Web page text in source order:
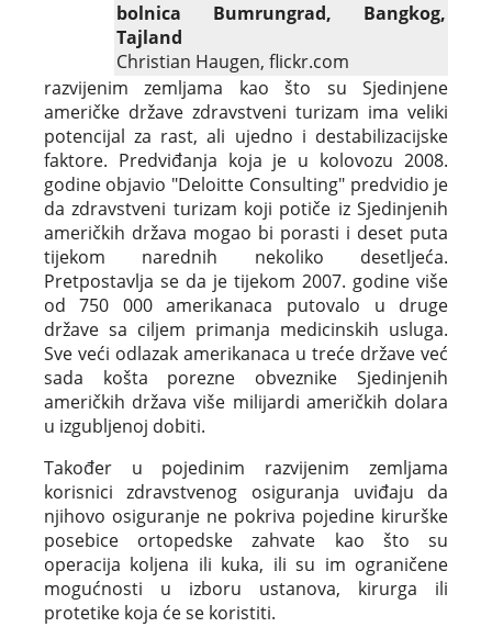
bolnica Bumrungrad, Bangkog,
Tajland
Christian Haugen, flickr.com
razvijenim zemljama kao što su Sjedinjene
američke države zdravstveni turizam ima veliki
potencijal za rast, ali ujedno i destabilizacijske
faktore. Predviđanja koja je u kolovozu 2008.
godine objavio "Deloitte Consulting" predvidio je
da zdravstveni turizam koji potiče iz Sjedinjenih
američkih država mogao bi porasti i deset puta
tijekom narednih nekoliko desetljeća.
Pretpostavlja se da je tijekom 2007. godine više
od 750 000 amerikanaca putovalo u druge
države sa ciljem primanja medicinskih usluga.
Sve veći odlazak amerikanaca u treće države već
sada košta porezne obveznike Sjedinjenih
američkih država više milijardi američkih dolara
u izgubljenoj dobiti.
Također u pojedinim razvijenim zemljama
korisnici zdravstvenog osiguranja uviđaju da
njihovo osiguranje ne pokriva pojedine kirurške
posebice ortopedske zahvate kao što su
operacija koljena ili kuka, ili su im ograničene
mogućnosti u izboru ustanova, kirurga ili
protetike koja će se koristiti.